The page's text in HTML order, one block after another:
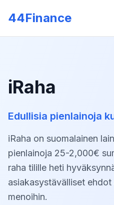
44Finance
iRaha
Edullisia pienlainoja
iRaha on suomalainen
pienlainoja 25-2,000€
raha tilille heti
asiakasystävälliset
menoihin.